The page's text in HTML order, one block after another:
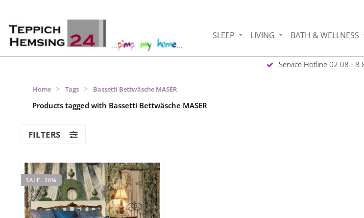
SLEEP LIVING BATH & WELLNESS
Service Hotline 02 08 - 8
Home > Tags > Bassetti Bettwäsche MASER
Products tagged with Bassetti Bettwäsche MASER
FILTERS
SALE -20%